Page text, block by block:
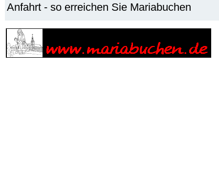
Anfahrt - so erreichen Sie Mariabuchen